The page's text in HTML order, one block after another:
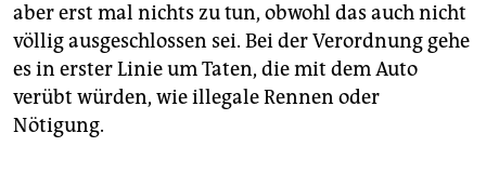
aber erst mal nichts zu tun, obwohl das auch nicht
völlig ausgeschlossen sei. Bei der Verordnung gehe
es in erster Linie um Taten, die mit dem Auto
verübt würden, wie illegale Rennen oder
Nötigung.